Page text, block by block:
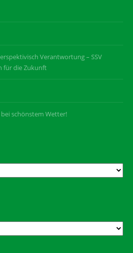
Verantwortung – SSV
für die Zukunft
schönstem Wetter!